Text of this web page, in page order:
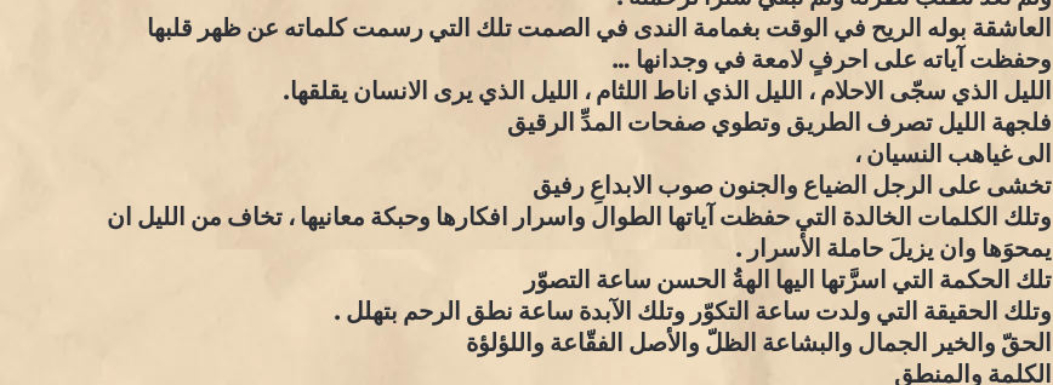
العاشقة بوله الريح في الوقت بغمامة الندى في الصمت تلك التي رسمت كلماته عن ظهر قلبها
وحفظت آياته على احرفٍ لامعة في وجدانها …
الليل الذي سجّى الاحلام ، الليل الذي اناط اللثام ، الليل الذي يرى الانسان يقلقها.
فلجهة الليل تصرف الطريق وتطوي صفحات المدِّ الرقيق
الى غياهب النسيان ،
تخشى على الرجل الضياع والجنون صوب الابداعِ رفيق
وتلك الكلمات الخالدة التي حفظت آياتها الطوال واسرار افكارها وحبكة معانيها ، تخاف من الليل ان
يمحوَها وان يزيلَ حاملة الأسرار .
تلك الحكمة التي اسرَّتها اليها الهةُ الحسن ساعة التصوّر
وتلك الحقيقة التي ولدت ساعة التكوّر وتلك الآبدة ساعة نطق الرحم بتهلل .
الحقّ والخير الجمال والبشاعة الظلّ والأصل الفقّاعة واللؤلؤة
الكلمة والمنطق